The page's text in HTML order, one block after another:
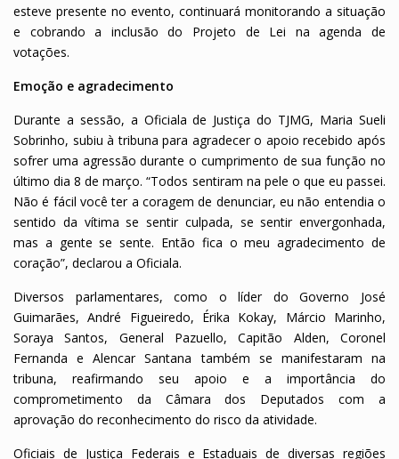
esteve presente no evento, continuará monitorando a situação
e cobrando a inclusão do Projeto de Lei na agenda de
votações.
Emoção e agradecimento
Durante a sessão, a Oficiala de Justiça do TJMG, Maria Sueli
Sobrinho, subiu à tribuna para agradecer o apoio recebido após
sofrer uma agressão durante o cumprimento de sua função no
último dia 8 de março. “Todos sentiram na pele o que eu passei.
Não é fácil você ter a coragem de denunciar, eu não entendia o
sentido da vítima se sentir culpada, se sentir envergonhada,
mas a gente se sente. Então fica o meu agradecimento de
coração”, declarou a Oficiala.
Diversos parlamentares, como o líder do Governo José
Guimarães, André Figueiredo, Érika Kokay, Márcio Marinho,
Soraya Santos, General Pazuello, Capitão Alden, Coronel
Fernanda e Alencar Santana também se manifestaram na
tribuna, reafirmando seu apoio e a importância do
comprometimento da Câmara dos Deputados com a
aprovação do reconhecimento do risco da atividade.
Oficiais de Justiça Federais e Estaduais de diversas regiões